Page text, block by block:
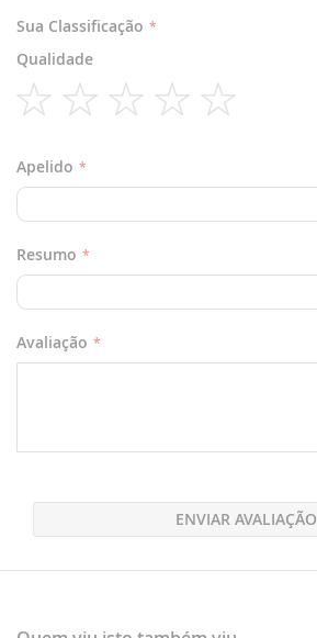
Sua Classificação
Qualidade
Apelido
Resumo
Avaliação
ENVIAR AVALIAÇÃO